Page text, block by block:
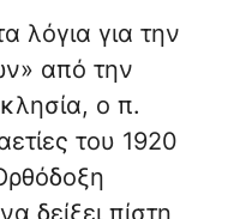
λόγια για την
από την
ο π.
του 1920